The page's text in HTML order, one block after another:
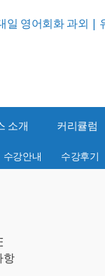
소개 커리큘럼
수강안내 수강후기
항